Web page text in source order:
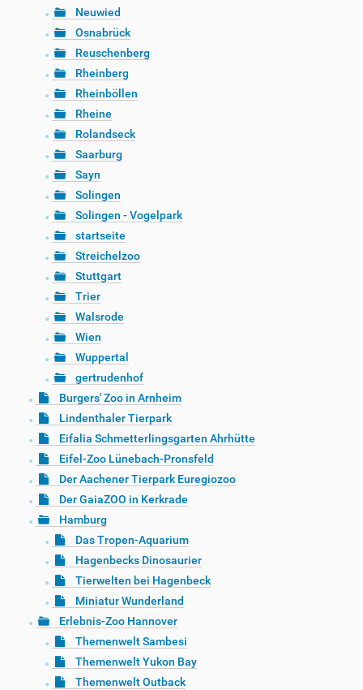
Neuwied
Osnabrück
Reuschenberg
Rheinberg
Rheinböllen
Rheine
Rolandseck
Saarburg
Sayn
Solingen
Solingen - Vogelpark
startseite
Streichelzoo
Stuttgart
Trier
Walsrode
Wien
Wuppertal
gertrudenhof
Burgers' Zoo in Arnheim
Lindenthaler Tierpark
Eifalia Schmetterlingsgarten Ahrhütte
Eifel-Zoo Lünebach-Pronsfeld
Der Aachener Tierpark Euregiozoo
Der GaiaZOO in Kerkrade
Hamburg
Das Tropen-Aquarium
Hagenbecks Dinosaurier
Tierwelten bei Hagenbeck
Miniatur Wunderland
Erlebnis-Zoo Hannover
Themenwelt Sambesi
Themenwelt Yukon Bay
Themenwelt Outback